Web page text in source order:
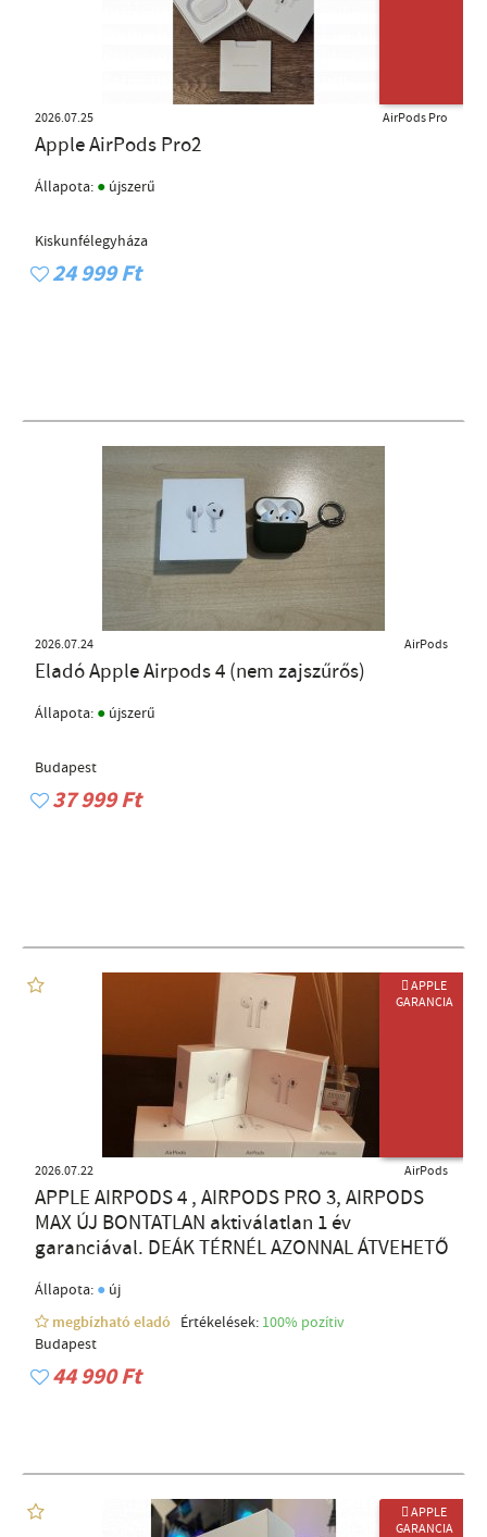
2026.07.25 AirPods Pro
Apple AirPods Pro2
Állapota: ● újszerű
Kiskunfélegyháza
24 999 Ft
2026.07.24 AirPods
Eladó Apple Airpods 4 (nem zajszűrős)
Állapota: ● újszerű
Budapest
37 999 Ft
 APPLE
GARANCIA
2026.07.22 AirPods
APPLE AIRPODS 4 , AIRPODS PRO 3, AIRPODS
MAX ÚJ BONTATLAN aktiválatlan 1 év
garanciával. DEÁK TÉRNÉL AZONNAL ÁTVEHETŐ
Állapota: ● új
megbízható eladó
Értékelések: 100% pozítiv
Budapest
44 990 Ft
 APPLE
GARANCIA